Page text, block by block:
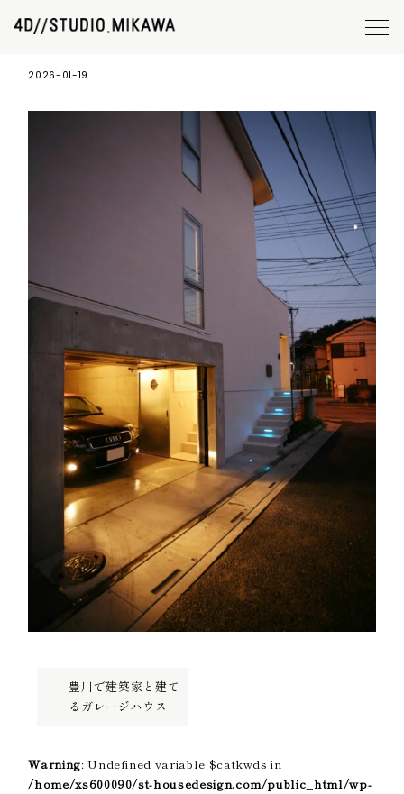
施工事例15_11
2026-01-19
豊川で建築家と建て
るガレージハウス
Warning: Undefined variable $catkwds in
/home/xs600090/st-housedesign.com/public_html/wp-